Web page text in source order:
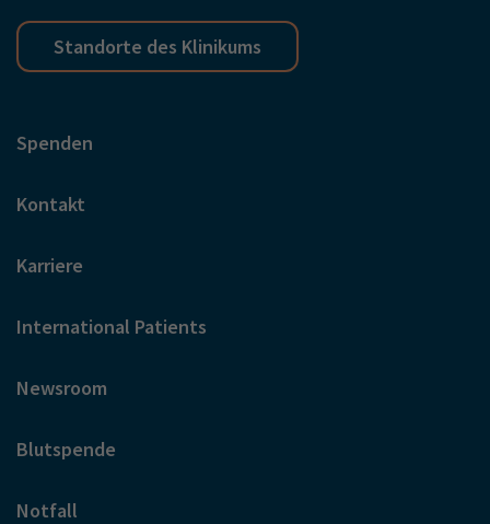
Standorte des Klinikums
Spenden
Kontakt
Karriere
International Patients
Newsroom
Blutspende
Notfall